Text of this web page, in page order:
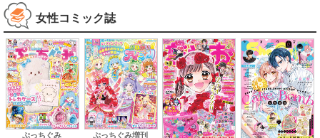
女性コミック誌
ぷっちぐみ ぷっちぐみ増刊